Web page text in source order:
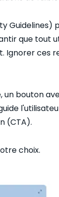
Guidelines)
que tout
Ignorer ces
un bouton
(CTA).
choix.